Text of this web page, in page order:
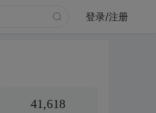
登录/注册
41,618